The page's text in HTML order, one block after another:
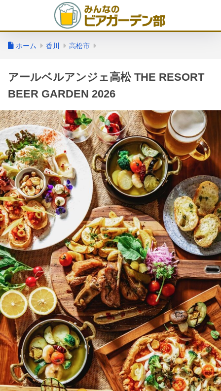
ホーム 香川 高松市
アールベルアンジェ高松 THE RESORT
BEER GARDEN 2026